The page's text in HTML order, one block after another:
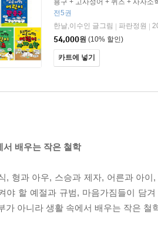
용구 + 고사성어 + 퀴즈 + 사자소
전5권
한날,이수인 글그림
파란정원
54,000원 (10% 할인)
카트에 넣기
서 배우는 작은 철학
, 형과 아우, 스승과 제자, 어른과 아
야 할 예절과 규범, 마음가짐들이 담
가 아니라 생활 속에서 배우는 작은